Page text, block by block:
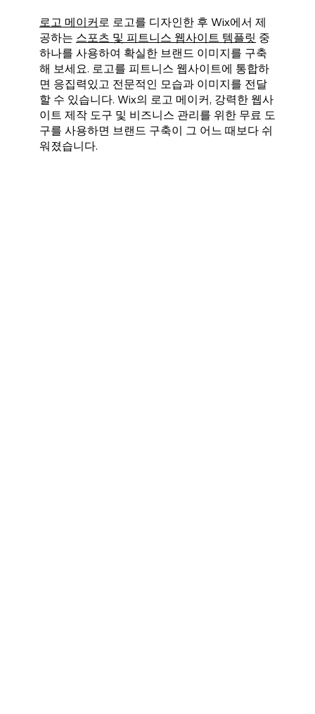
로고 메이커 로 로고를 디자인한 후 Wix에서 제
공하는 스포츠 및 피트니스 웹사이트 템플릿 중
하나를 사용하여 확실한 브랜드 이미지를 구축
해 보세요. 로고를 피트니스 웹사이트에 통합하
면 응집력있고 전문적인 모습과 이미지를 전달
할 수 있습니다. Wix의 로고 메이커, 강력한 웹사
이트 제작 도구 및 비즈니스 관리를 위한 무료 도
구를 사용하면 브랜드 구축이 그 어느 때보다 쉬
워졌습니다.